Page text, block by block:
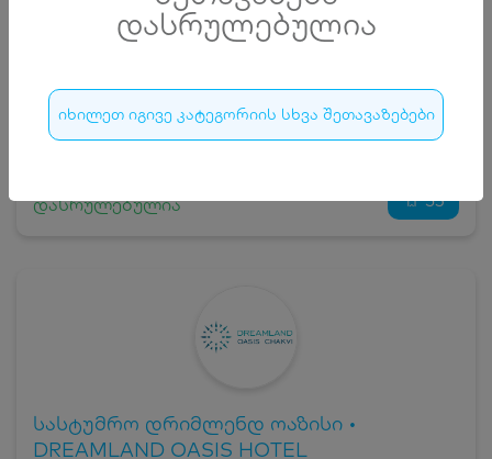
დასრულებულია
იხილეთ იგივე კატეგორიის სხვა შეთავაზებები
სრული ღირებულების გადახდა
ჯავშნის კოდი
20 ₾
დამატებითი საწოლი
0 ₾
კვება
0 ₾
დასრულებულია
დასრულებულია 53
სასტუმრო დრიმლენდ ოაზისი •
DREAMLAND OASIS HOTEL